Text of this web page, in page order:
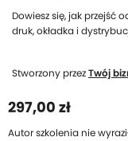
Dowiesz się, jak przejść
druk, okładka i
Stworzony przezTwój
297,00 zł
Autor szkolenia nie